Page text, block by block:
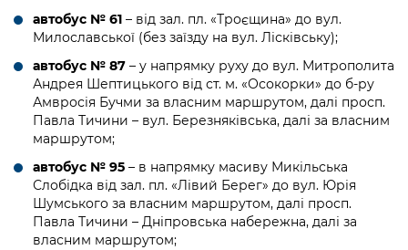
Річні звіти
Гендерна політика
Безбар'єрність
Київська міська військова адміністрація
Безбар'єрність
Портал послуг
Міський застосунок Київ Цифровий
Важливе під час воєнного стану
Важливе під час воєнного стану
Портал даних Києва
Публічні дашборди
автобус № 61 – від зал. пл. «Троєщина» до вул.
Милославської (без заїзду на вул. Лісківську);
автобус № 87 – у напрямку руху до вул. Митрополита
Андрея Шептицького від ст. м. «Осокорки» до б-ру
Амвросія Бучми за власним маршрутом, далі просп.
Павла Тичини – вул. Березняківська, далі за власним
маршрутом;
автобус № 95 – в напрямку масиву Микільська
Слобідка від зал. пл. «Лівий Берег» до вул. Юрія
Шумського за власним маршрутом, далі просп.
Павла Тичини – Дніпровська набережна, далі за
власним маршрутом;